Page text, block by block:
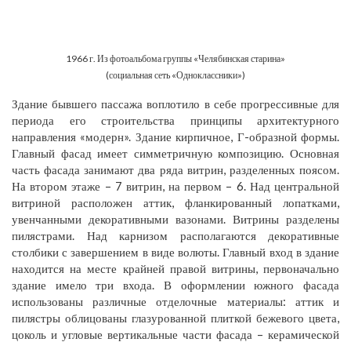
1966 г. Из фотоальбома группы «Челябинская старина»
(социальная сеть «Одноклассники»)
Здание бывшего пассажа воплотило в себе прогрессивные для
периода его строительства принципы архитектурного
направления «модерн». Здание кирпичное, Г-образной формы.
Главный фасад имеет симметричную композицию. Основная
часть фасада занимают два ряда витрин, разделенных поясом.
На втором этаже – 7 витрин, на первом – 6. Над центральной
витриной расположен аттик, фланкированный лопатками,
увенчанными декоративными вазонами. Витрины разделены
пилястрами. Над карнизом располагаются декоративные
столбики с завершением в виде волюты. Главный вход в здание
находится на месте крайней правой витрины, первоначально
здание имело три входа. В оформлении южного фасада
использованы различные отделочные материалы: аттик и
пилястры облицованы глазурованной плиткой бежевого цвета,
цоколь и угловые вертикальные части фасада – керамической